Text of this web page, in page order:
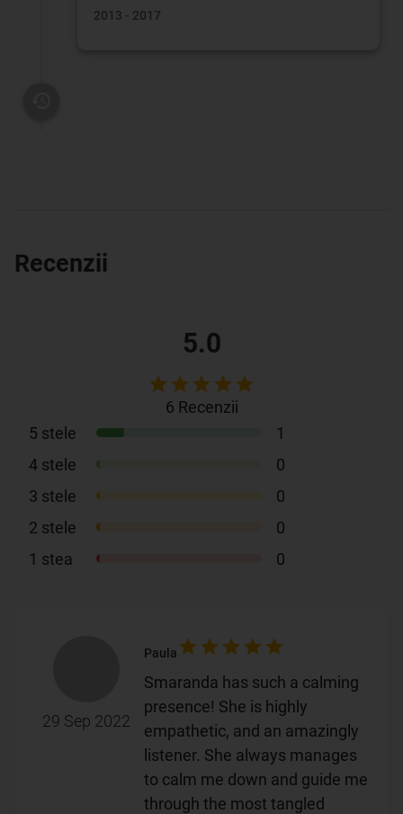
2013 - 2017
Recenzii
5.0
6 Recenzii
5 stele
1
4 stele
0
3 stele
0
2 stele
0
1 stea 0
29 Sep 2022
Paula
Smaranda has such a calming
presence! She is highly
empathetic, and an amazingly
listener. She always manages
to calm me down and guide me
through the most tangled